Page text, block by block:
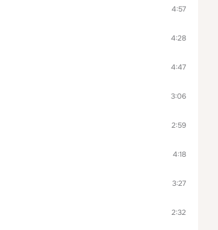
4:57
4:28
4:47
3:06
2:59
4:18
3:27
2:32